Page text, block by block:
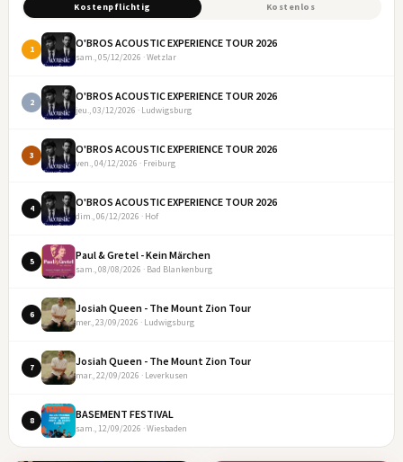
Kostenpflichtig Kostenlos
1 O'BROS ACOUSTIC EXPERIENCE TOUR 2026
sam., 05/12/2026 · Wetzlar
2 O'BROS ACOUSTIC EXPERIENCE TOUR 2026
jeu., 03/12/2026 · Ludwigsburg
3 O'BROS ACOUSTIC EXPERIENCE TOUR 2026
ven., 04/12/2026 · Freiburg
4 O'BROS ACOUSTIC EXPERIENCE TOUR 2026
dim., 06/12/2026 · Hof
5 Paul & Gretel - Kein Märchen
sam., 08/08/2026 · Bad Blankenburg
6 Josiah Queen - The Mount Zion Tour
mer., 23/09/2026 · Ludwigsburg
7 Josiah Queen - The Mount Zion Tour
mar., 22/09/2026 · Leverkusen
8 BASEMENT FESTIVAL
sam., 12/09/2026 · Wiesbaden